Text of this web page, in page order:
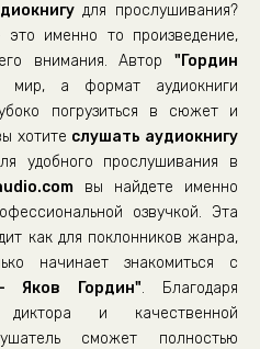
для прослушивания?
именно то произведение,
внимания. Автор "Гордин
мир, а формат аудиокниги
погрузиться в сюжет и
хотите слушать аудиокнигу
удобного прослушивания в
вы найдете именно
озвучкой. Эта
как для поклонников жанра,
начинает знакомиться с
Яков Гордин". Благодаря
диктора и качественной
сможет полностью